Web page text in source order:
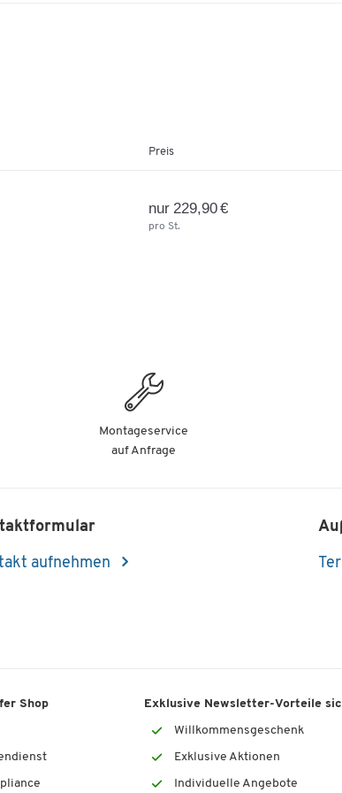
Preis
nur 229,90 €
pro St.
Montageservice
auf Anfrage
aufnehmen
Shop Exklusive Newsletter-Vorteile
Willkommensgeschenk
Exklusive Aktionen
Individuelle Angebote